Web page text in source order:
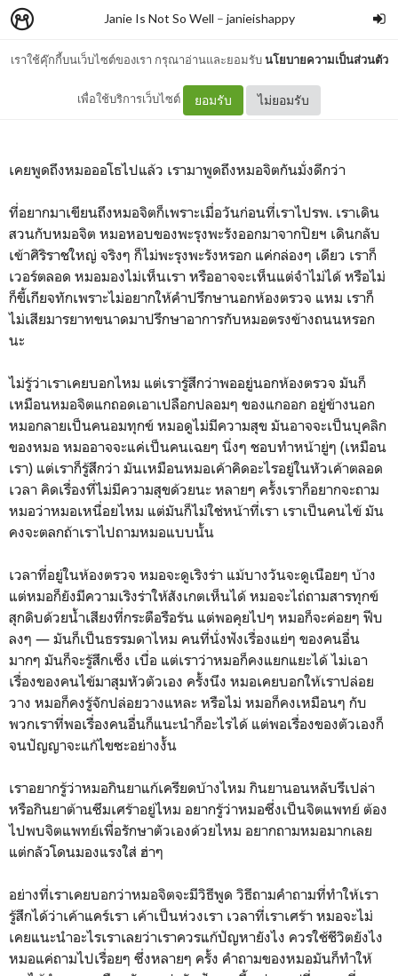
เราใช้คุ๊กกี้บนเว็บไซต์ของเรา กรุณาอ่านและยอมรับนโยบายความเป็นส่วนตัว
เพื่อใช้บริการเว็บไซต์ ยอมรับ ไม่ยอมรับ
Janie Is Not So Well – janieishappy
คุณหมอจิตผู้แสนจะมีความสุข
เคยพูดถึงหมอออโธไปแล้ว เรามาพูดถึงหมอจิตกันมั่งดีกว่า
ที่อยากมาเขียนถึงหมอจิตก็เพราะเมื่อวันก่อนที่เราไปรพ. เราเดิน
สวนกับหมอจิต หมอหอบของพะรุงพะรังออกมาจากปิยฯ เดินกลับ
เข้าศิริราชใหญ่ จริงๆ ก็ไม่พะรุงพะรังหรอก แค่กล่องๆ เดียว เราก็
เวอร์ตลอด หมอมองไม่เห็นเรา หรืออาจจะเห็นแต่จำไม่ได้ หรือไม่
ก็ขี้เกียจทักเพราะไม่อยากให้คำปรึกษานอกห้องตรวจ แหม เราก็
ไม่เสียมารยาทขนาดมาปรึกษาอาการกับหมอตรงข้างถนนหรอก
นะ
ไม่รู้ว่าเราเคยบอกไหม แต่เรารู้สึกว่าพออยู่นอกห้องตรวจ มันก็
เหมือนหมอจิตแกถอดเอาเปลือกปลอมๆ ของแกออก อยู่ข้างนอก
หมอกลายเป็นคนอมทุกข์ หมอดูไม่มีความสุข มันอาจจะเป็นบุคลิก
ของหมอ หมออาจจะแค่เป็นคนเฉยๆ นิ่งๆ ชอบทำหน้ายู่ๆ (เหมือน
เรา) แต่เราก็รู้สึกว่า มันเหมือนหมอเค้าคิดอะไรอยู่ในหัวเค้าตลอด
เวลา คิดเรื่องที่ไม่มีความสุขด้วยนะ หลายๆ ครั้งเราก็อยากจะถาม
หมอว่าหมอเหนื่อยไหม แต่มันก็ไม่ใช่หน้าที่เรา เราเป็นคนไข้ มัน
คงจะตลกถ้าเราไปถามหมอแบบนั้น
เวลาที่อยู่ในห้องตรวจ หมอจะดูเริงร่า แม้บางวันจะดูเนือยๆ บ้าง
แต่หมอก็ยังมีความเริงร่าให้สังเกตเห็นได้ หมอจะไถ่ถามสารทุกข์
สุกดิบด้วยน้ำเสียงที่กระตือรือร้น แต่พอคุยไปๆ หมอก็จะค่อยๆ ฟีบ
ลงๆ — มันก็เป็นธรรมดาไหม คนที่นั่งฟังเรื่องแย่ๆ ของคนอื่น
มากๆ มันก็จะรู้สึกเซ็ง เบื่อ แต่เราว่าหมอก็คงแยกแยะได้ ไม่เอา
เรื่องของคนไข้มาสุมหัวตัวเอง ครั้งนึง หมอเคยบอกให้เราปล่อย
วาง หมอก็คงรู้จักปล่อยวางแหละ หรือไม่ หมอก็คงเหมือนๆ กับ
พวกเราที่พอเรื่องคนอื่นก็แนะนำก็อะไรได้ แต่พอเรื่องของตัวเองก็
จนปัญญาจะแก้ไขซะอย่างงั้น
เราอยากรู้ว่าหมอกินยาแก้เครียดบ้างไหม กินยานอนหลับรึเปล่า
หรือกินยาต้านซึมเศร้าอยู่ไหม อยากรู้ว่าหมอซึ่งเป็นจิตแพทย์ ต้อง
ไปพบจิตแพทย์เพื่อรักษาตัวเองด้วยไหม อยากถามหมอมากเลย
แต่กลัวโดนมองแรงใส่ ฮ่าๆ
อย่างที่เราเคยบอกว่าหมอจิตจะมีวิธีพูด วิธีถามคำถามที่ทำให้เรา
รู้สึกได้ว่าเค้าแคร์เรา เค้าเป็นห่วงเรา เวลาที่เราเศร้า หมอจะไม่
เคยแนะนำอะไรเราเลยว่าเราควรแก้ปัญหายังไง ควรใช้ชีวิตยังไง
หมอแค่ถามไปเรื่อยๆ ซึ่งหลายๆ ครั้ง คำถามของหมอมันก็ทำให้